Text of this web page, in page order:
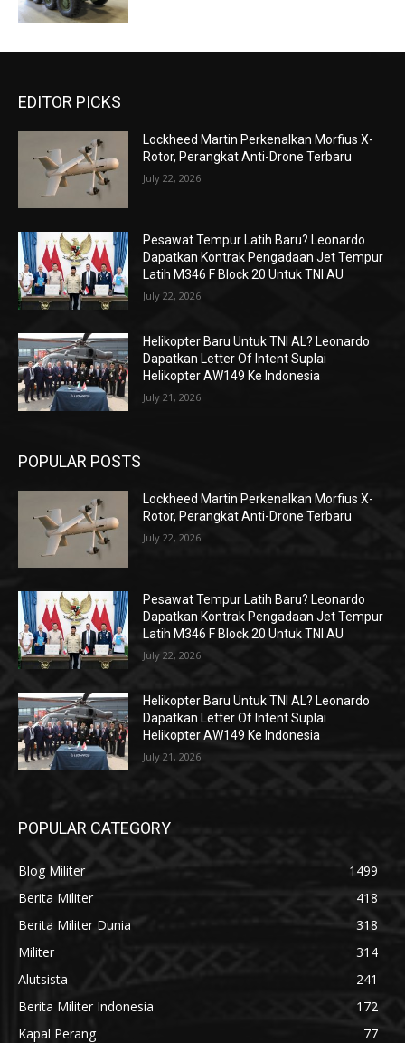
EDITOR PICKS
Lockheed Martin Perkenalkan Morfius X-
Rotor, Perangkat Anti-Drone Terbaru
July 22, 2026
Pesawat Tempur Latih Baru? Leonardo
Dapatkan Kontrak Pengadaan Jet Tempur
Latih M346 F Block 20 Untuk TNI AU
July 22, 2026
Helikopter Baru Untuk TNI AL? Leonardo
Dapatkan Letter Of Intent Suplai
Helikopter AW149 Ke Indonesia
July 21, 2026
POPULAR POSTS
Lockheed Martin Perkenalkan Morfius X-
Rotor, Perangkat Anti-Drone Terbaru
July 22, 2026
Pesawat Tempur Latih Baru? Leonardo
Dapatkan Kontrak Pengadaan Jet Tempur
Latih M346 F Block 20 Untuk TNI AU
July 22, 2026
Helikopter Baru Untuk TNI AL? Leonardo
Dapatkan Letter Of Intent Suplai
Helikopter AW149 Ke Indonesia
July 21, 2026
POPULAR CATEGORY
Blog Militer
1499
Berita Militer
418
Berita Militer Dunia
318
Militer
314
Alutsista
241
Berita Militer Indonesia
172
Kapal Perang
77